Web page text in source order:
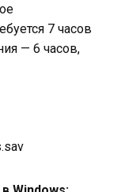
7 часов
— 6 часов,